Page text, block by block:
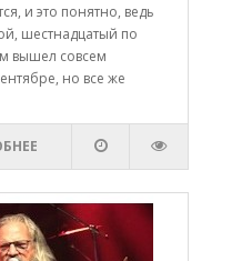
и это понятно, ведь
шестнадцатый по
вышел совсем
но все же